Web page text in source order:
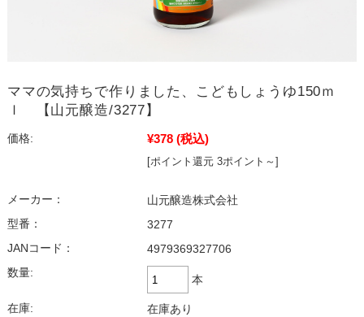
ママの気持ちで作りました、こどもしょうゆ150ｍ
ｌ 【山元醸造/3277】
価格: ¥378 (税込)
[ポイント還元 3ポイント～]
メーカー：
山元醸造株式会社
型番：
3277
JANコード：
4979369327706
数量:
本
在庫: 在庫あり